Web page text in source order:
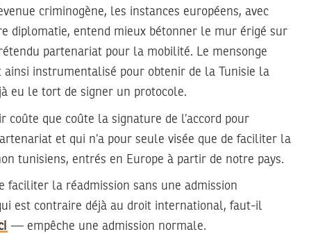
criminogène, les instances européens, avec
diplomatie, entend mieux bétonner le mur érigé sur
partenariat pour la mobilité. Le mensonge
instrumentalisé pour obtenir de la Tunisie la
eu le tort de signer un protocole.
coûte que coûte la signature de l’accord pour
et qui n’a pour seule visée que de faciliter la
tunisiens, entrés en Europe à partir de notre pays.
faciliter la réadmission sans une admission
est contraire déjà au droit international, faut-il
— empêche une admission normale.